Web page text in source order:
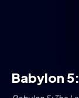
Babylon 5: